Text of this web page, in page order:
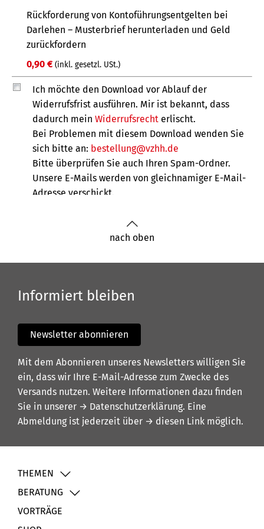
nach oben
Informiert bleiben
Newsletter abonnieren
Mit dem Abonnieren unseres Newsletters willigen Sie
ein, dass wir Ihre E-Mail-Adresse zum Zwecke des
Versands nutzen. Weitere Informationen dazu finden
Sie in unserer → Datenschutzerklärung. Eine
Abmeldung ist jederzeit über → diesen Link möglich.
THEMEN
BERATUNG
VORTRÄGE